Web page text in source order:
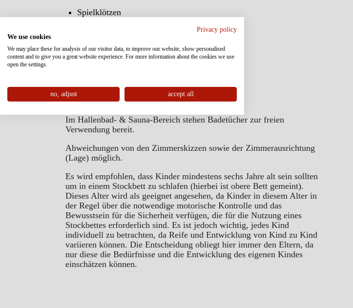
Spielklötzen
Safe
Kosmetikspiegel und kostenlosem WLAN
Im Hallenbad- & Sauna-Bereich stehen Badetücher zur freien
Verwendung bereit.
Abweichungen von den Zimmerskizzen sowie der Zimmerausrichtung
(Lage) möglich.
Es wird empfohlen, dass Kinder mindestens sechs Jahre alt sein sollten
um in einem Stockbett zu schlafen (hierbei ist obere Bett gemeint).
Dieses Alter wird als geeignet angesehen, da Kinder in diesem Alter in
der Regel über die notwendige motorische Kontrolle und das
Bewusstsein für die Sicherheit verfügen, die für die Nutzung eines
Stockbettes erforderlich sind. Es ist jedoch wichtig, jedes Kind
individuell zu betrachten, da Reife und Entwicklung von Kind zu Kind
variieren können. Die Entscheidung obliegt hier immer den Eltern, da
nur diese die Bedürfnisse und die Entwicklung des eigenen Kindes
einschätzen können.
Privacy policy
We use cookies
We may place these for analysis of our visitor data, to improve our website, show personalised
content and to give you a great website experience. For more information about the cookies we use
open the settings.
no, adjust accept all